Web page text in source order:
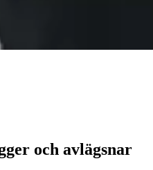
och avlägsnar